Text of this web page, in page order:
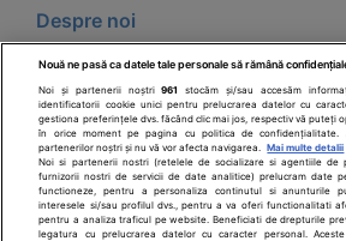
Despre noi
Legal
Drepturile consumatorului
Parteneri
Nouă ne pasă ca datele tale personale să rămână
Noi și partenerii noștri961
stocăm și/sau accesăm
identificatorii cookie unici pentru prelucrarea datelor cu
gestiona preferințele dvs. făcând clic mai jos, respectiv vă puteți
în orice moment pe pagina cu politica de confidențialitate.
partenerilor noștri și nu vă vor afecta navigarea.
Mai multe detalii
Noi si partenerii nostri (retelele de socializare si agentiile de
furnizorii nostri de servicii de date analitice) prelucram date
functioneze, pentru a personaliza continutul si anunturile
interesele si/sau profilul dvs., pentru a va oferi functionalitati
pentru a analiza traficul pe website. Beneficiati de drepturile
legatura cu prelucrarea datelor cu caracter personal.